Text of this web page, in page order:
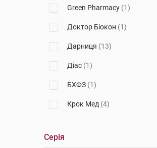
Препарати від пролежнів
Препарати для лікування ран і
виразок
Препарати для лікування
свербежу
Препарати при псоріазі, екземі
Протигрибкові препарати для
Green Pharmacy (1)
Доктор Біокон (1)
Дарниця (13)
Діас (1)
БХФЗ (1)
Крок Мед (4)
Серія